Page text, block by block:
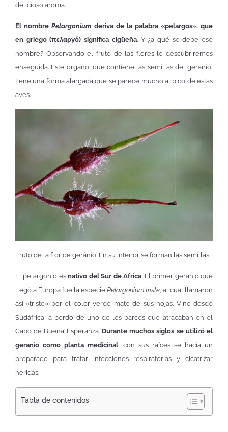
delicioso aroma.
El nombre Pelargonium deriva de la palabra «pelargos», que
en griego (πελαργό) significa cigüeña. Y ¿a qué se debe ese
nombre? Observando el fruto de las flores lo descubriremos
enseguida. Este órgano, que contiene las semillas del geranio,
tiene una forma alargada que se parece mucho al pico de estas
aves.
Fruto de la flor de geránio. En su interior se forman las semillas.
El pelargonio esnativo del Sur de Africa. El primer geranio que
llegó a Europa fue la especie Pelargonium triste, al cual llamaron
así «triste» por el color verde mate de sus hojas. Vino desde
Sudáfrica, a bordo de uno de los barcos que atracaban en el
Cabo de Buena Esperanza. Durante muchos siglos se utilizó el
geranio como planta medicinal, con sus raíces se hacía un
preparado para tratar infecciones respiratorias y cicatrizar
heridas.
Tabla de contenidos